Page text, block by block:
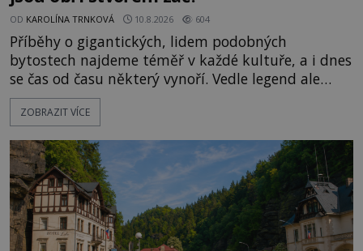
OD KAROLÍNA TRNKOVÁ 10.8.2026 604
Příběhy o gigantických, lidem podobných
bytostech najdeme téměř v každé kultuře, a i dnes
se čas od času některý vynoří. Vedle legend ale
existuje také mnoho artefaktů, staveb či dokonce
očitých svědectví, které údajně dokazují, že obři
Prozkoumejte je společně s ENIGMOU! [gallery
ZOBRAZIT VÍCE